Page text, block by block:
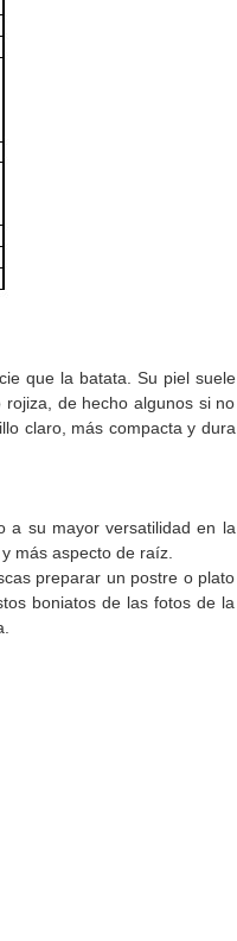
que la batata. Su piel suele
de hecho algunos si no
claro, más compacta y dura
a su mayor versatilidad en la
más aspecto de raíz.
preparar un postre o plato
boniatos de las fotos de la